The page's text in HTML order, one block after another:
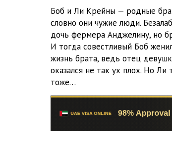
Глава 08
Глава 09
Глава 10
Глава 11
Боб и Ли Крейны — родные
словно они чужие люди.
дочь фермера Анджелину, но
И тогда совестливый Боб
жизнь брата, ведь отец
оказался не так ух плох. Но
тоже…